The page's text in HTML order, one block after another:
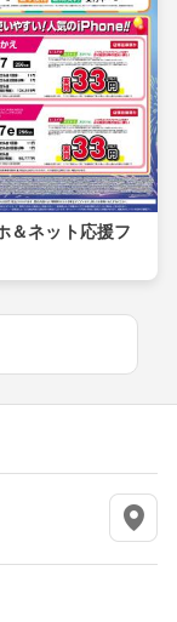
＆ネット応援フ